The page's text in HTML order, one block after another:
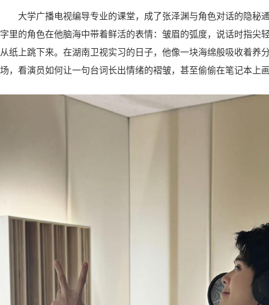
大学广播电视编导专业的课堂，成了张泽渊与角色对话的隐秘
字里的角色在他脑海中带着鲜活的表情：皱眉的弧度，说话时指尖
从纸上跳下来。在湖南卫视实习的日子，他像一块海绵般吸收着
场，看演员如何让一句台词长出情绪的褶皱，甚至偷偷在笔记本上